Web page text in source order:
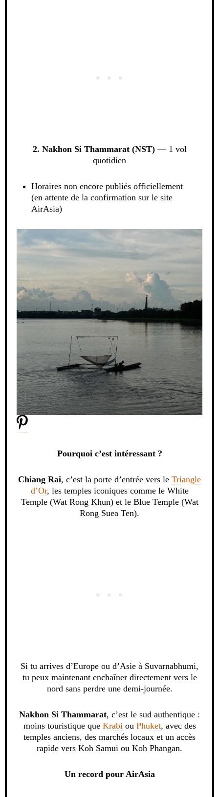
2. Nakhon Si Thammarat (NST)— 1 vol
quotidien
Horaires non encore publiés officiellement
(en attente de la confirmation sur le site
AirAsia)
Pourquoi c’est intéressant ?
Chiang Rai, c’est la porte d’entrée vers le Triangle
d’Or, les temples iconiques comme le White
Temple (Wat Rong Khun) et le Blue Temple (Wat
Rong Suea Ten).
Si tu arrives d’Europe ou d’Asie à Suvarnabhumi,
tu peux maintenant enchaîner directement vers le
nord sans perdre une demi-journée.
Nakhon Si Thammarat, c’est le sud authentique :
moins touristique que Krabi ou Phuket, avec des
temples anciens, des marchés locaux et un accès
rapide vers Koh Samui ou Koh Phangan.
Un record pour AirAsia